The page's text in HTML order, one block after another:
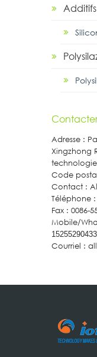
Adresse :
Xingzhong
Code
Contact :
Téléphone :
Fax : 0086-
Mobile/
15255290433
Courriel :